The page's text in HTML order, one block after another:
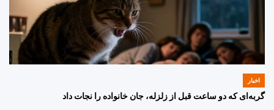
POSTED
IN
اخبار
گربه‌ای که دو ساعت قبل از زلزله، جان خانواده را نجات داد